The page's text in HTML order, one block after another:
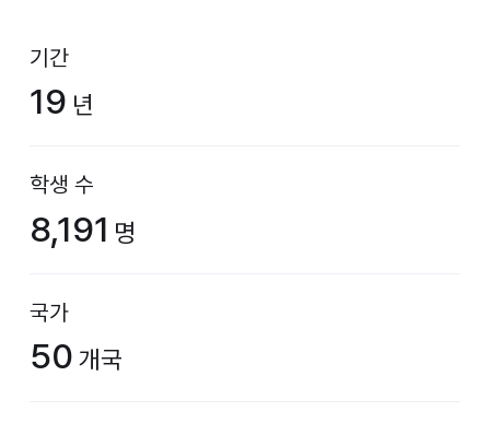
기간
19 년
학생 수
8,191 명
국가
50 개국